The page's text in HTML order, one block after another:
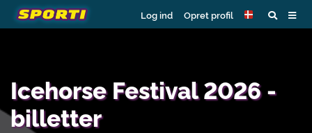
Log ind Opret profil
Icehorse Festival 2026 -
billetter